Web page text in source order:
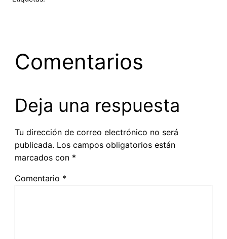
Comentarios
Deja una respuesta
Tu dirección de correo electrónico no será
publicada. Los campos obligatorios están
marcados con *
Comentario *